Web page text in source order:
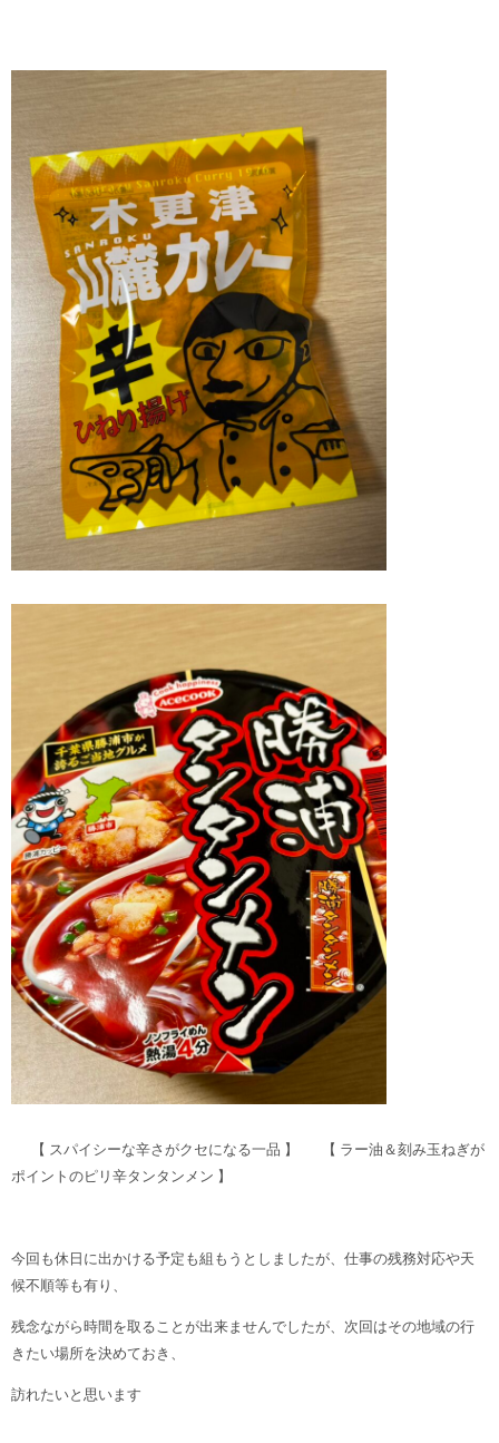
【 スパイシーな辛さがクセになる一品 】 【 ラー油＆刻み玉ねぎが
ポイントのピリ辛タンタンメン 】
今回も休日に出かける予定も組もうとしましたが、仕事の残務対応や天
候不順等も有り、
残念ながら時間を取ることが出来ませんでしたが、次回はその地域の行
きたい場所を決めておき、
訪れたいと思います